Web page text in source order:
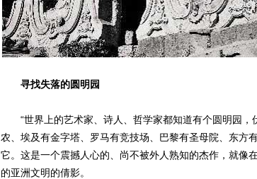
寻找失落的圆明园
“世界上的艺术家、诗人、哲学家都知道有个圆明园，
农、埃及有金字塔、罗马有竞技场、巴黎有圣母院、东方
它。这是一个震撼人心的、尚不被外人熟知的杰作，就像
的亚洲文明的倩影。